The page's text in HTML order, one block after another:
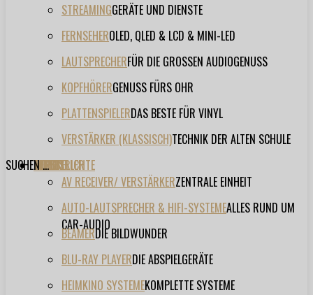
STREAMINGGERÄTE UND DIENSTE
FERNSEHEROLED, QLED & LCD & MINI-LED
LAUTSPRECHERFÜR DIE GROSSEN AUDIOGENUSS
KOPFHÖRERGENUSS FÜRS OHR
PLATTENSPIELERDAS BESTE FÜR VINYL
VERSTÄRKER (KLASSISCH)TECHNIK DER ALTEN SCHULE
TESTBERICHTE
AV RECEIVER/ VERSTÄRKERZENTRALE EINHEIT
AUTO-LAUTSPRECHER & HIFI-SYSTEMEALLES RUND UM
CAR-AUDIO
BEAMERDIE BILDWUNDER
BLU-RAY PLAYERDIE ABSPIELGERÄTE
HEIMKINO SYSTEMEKOMPLETTE SYSTEME
FORUM
FILME
VIDEOS
HERSTELLER
EVENT
SUCHEN ...